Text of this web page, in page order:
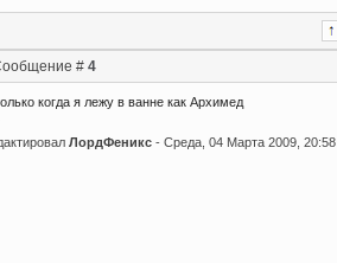
# 4
когда я лежу в ванне как Архимед
ЛордФеникс - Среда, 04 Марта 2009, 20:58